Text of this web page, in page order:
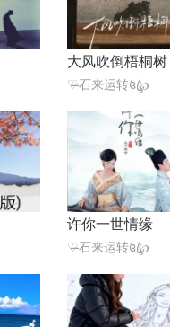
大风吹倒梧桐树
♡̶石来运转꧔ꦿ℘
许你一世情缘
♡̶石来运转꧔ꦿ℘